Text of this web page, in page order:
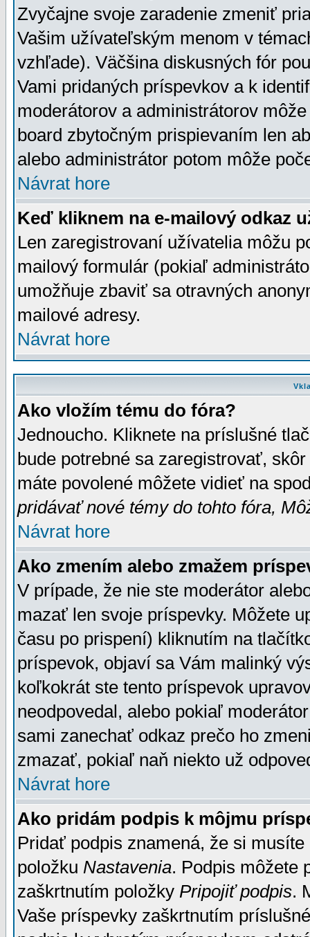
Zvyčajne svoje zaradenie zmeniť
Vašim užívateľským menom v
vzhľade). Väčšina diskusných fór
Vami pridaných príspevkov a k
moderátorov a administrátorov
board zbytočným prispievaním len
alebo administrátor potom môže
Návrat hore
Keď kliknem na e-mailový odkaz
Len zaregistrovaní užívatelia môžu
mailový formulár (pokiaľ
umožňuje zbaviť sa otravných
mailové adresy.
Návrat hore
Ako vložím tému do fóra?
Jednoucho. Kliknete na príslušné
bude potrebné sa zaregistrovať,
máte povolené môžete vidieť na
pridávať nové témy do tohto fóra,
Návrat hore
Ako zmením alebo zmažem
V prípade, že nie ste moderátor
mazať len svoje príspevky. Môžete
času po prispení) kliknutím na
príspevok, objaví sa Vám malinký
koľkokrát ste tento príspevok
neodpovedal, alebo pokiaľ
sami zanechať odkaz prečo ho
zmazať, pokiaľ naň niekto už
Návrat hore
Ako pridám podpis k môjmu
Pridať podpis znamená, že si
položku Nastavenia. Podpis môžete
zaškrtnutím položky Pripojiť podpis.
Vaše príspevky zaškrtnutím